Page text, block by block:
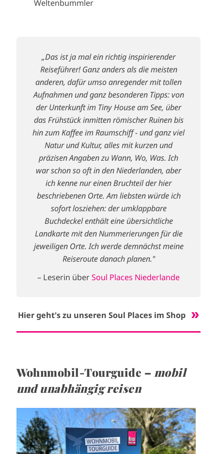
Weltenbummler
„Das ist ja mal ein richtig inspirierender
Reiseführer! Ganz anders als die meisten
anderen, dafür umso anregender mit tollen
Aufnahmen und ganz besonderen Tipps: von
der Unterkunft im Tiny House am See, über
das Frühstück inmitten römischer Ruinen bis
hin zum Kaffee im Raumschiff - und ganz viel
Natur und Kultur, alles mit kurzen und
präzisen Angaben zu Wann, Wo, Was. Ich
war schon so oft in den Niederlanden, aber
ich kenne nur einen Bruchteil der hier
beschriebenen Orte. Am liebsten würde ich
sofort losziehen: der umklappbare
Buchdeckel enthält eine übersichtliche
Landkarte mit den Nummerierungen für die
jeweiligen Orte. Ich werde demnächst meine
Reiseroute danach planen."
– Leserin überSoul Places Niederlande
Hier geht's zu unseren Soul Places im Shop
Wohnmobil-Tourguide – mobil
und unabhängig reisen
g
e